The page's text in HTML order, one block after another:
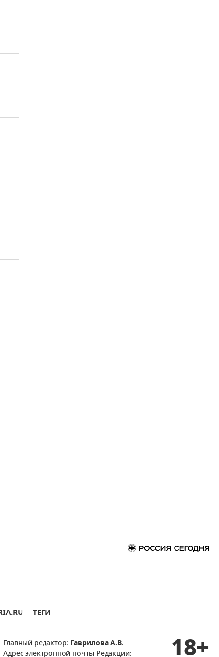
ТЕГИ
Главный редактор: Гаврилова А.В.
Адрес электронной почты Редакции:
18+